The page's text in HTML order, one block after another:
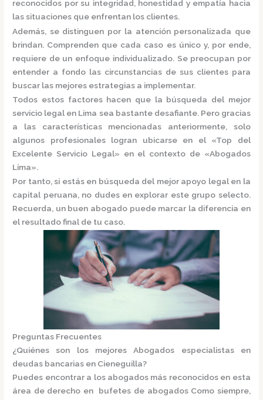
reconocidos por su integridad, honestidad y empatía hacia
las situaciones que enfrentan los clientes.
Además, se distinguen por la atención personalizada que
brindan. Comprenden que cada caso es único y, por ende,
requiere de un enfoque individualizado. Se preocupan por
entender a fondo las circunstancias de sus clientes para
buscar las mejores estrategias a implementar.
Todos estos factores hacen que la búsqueda del mejor
servicio legal en Lima sea bastante desafiante. Pero gracias
a las características mencionadas anteriormente, solo
algunos profesionales logran ubicarse en el «Top del
Excelente Servicio Legal» en el contexto de «Abogados
Lima».
Por tanto, si estás en búsqueda del mejor apoyo legal en la
capital peruana, no dudes en explorar este grupo selecto.
Recuerda, un buen abogado puede marcar la diferencia en
el resultado final de tu caso.
Preguntas Frecuentes
¿Quiénes son los mejores Abogados especialistas en
deudas bancarias en Cieneguilla?
Puedes encontrar a los abogados más reconocidos en esta
área de derecho en bufetes de abogados Como siempre,